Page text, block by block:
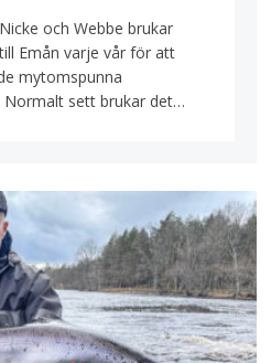
och Webbe brukar
Emån varje vår för att
mytomspunna
Normalt sett brukar det…